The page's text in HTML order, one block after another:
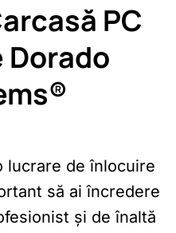
PC
lucrare de înlocuire
să ai încredere
și de înaltă